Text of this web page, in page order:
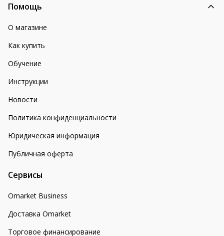
Помощь
О магазине
Как купить
Обучение
Инструкции
Новости
Политика конфиденциальности
Юридическая информация
Публичная оферта
Сервисы
Omarket Business
Доставка Omarket
Торговое финансирование